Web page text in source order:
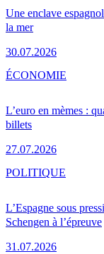
Une enclave
la mer
30.07.2026
L’euro en mèmes :
billets
27.07.2026
ÉCONOMIE
L’Espagne sous
Schengen à l’épreuve
31.07.2026
POLITIQUE